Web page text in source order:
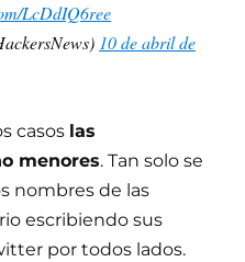
LcDdIQ6ree
10 de abril de
casos las
menores. Tan solo se
nombres de las
escribiendo sus
por todos lados.